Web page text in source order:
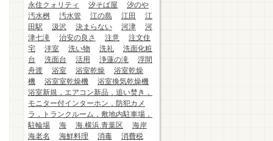
永住クォリティ
汐そば屋
汐のや
汚水桝
汚水管 江の島 江田
江
田駅
汲沢 決まらない 河津
河
津七滝
治安の良さ 注意
注文住
宅
洋室 洗い物 洗礼
洗面化粧
台
洗面台 活用 浄蓮の滝
浮間
舟渡
浴室 浴室乾燥
浴室乾燥
機
浴室室乾燥機
浴室換気乾燥機
浴室新規，エアコン新品，追い焚き，
モニター付インターホン，防犯カメ
ラ，トランクルーム，敷地内駐車場，
駐輪場
海 海.横浜.青葉区
海岸
海老名
海鮮料理 消毒
消費税